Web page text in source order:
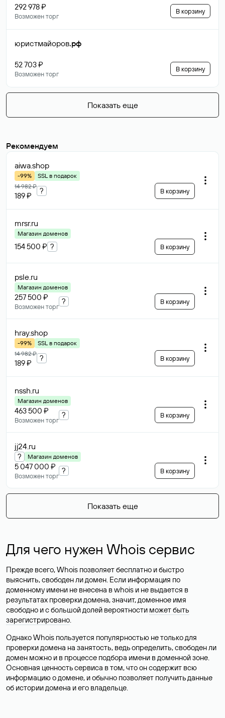
292 978 ₽
Возможен торг
В корзину
юристмайоров.рф
52 703 ₽
Возможен торг
В корзину
Показать еще
Рекомендуем
aiwa.shop
-99%
SSL в подарок
14 982 ₽
189 ₽
? В корзину
mrsr.ru
Магазин доменов
154 500 ₽ ? В корзину
psle.ru
Магазин доменов
257 500 ₽
Возможен торг
? В корзину
hray.shop
-99%
SSL в подарок
14 982 ₽
189 ₽
? В корзину
nssh.ru
Магазин доменов
463 500 ₽
Возможен торг
? В корзину
jj24.ru
? Магазин доменов
5 047 000 ₽
Возможен торг
? В корзину
Показать еще
Для чего нужен Whois сервис
Прежде всего, Whois позволяет бесплатно и быстро
выяснить, свободен ли домен. Если информация по
доменному имени не внесена в whois и не выдается в
результатах проверки домена, значит, доменное имя
свободно и с большой долей вероятности может быть
зарегистрировано.
Однако Whois пользуется популярностью не только для
проверки домена на занятость, ведь определить, свободен ли
домен можно и в процессе подбора имени в доменной зоне.
Основная ценность сервиса в том, что он содержит всю
информацию о домене, и обычно позволяет получить данные
об истории домена и его владельце.